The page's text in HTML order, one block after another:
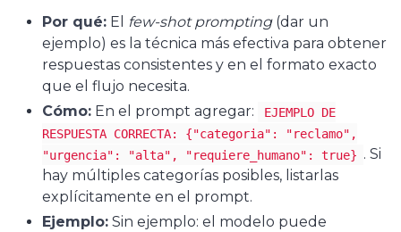
Por qué: El few-shot prompting(dar un
ejemplo) es la técnica más efectiva para obtener
respuestas consistentes y en el formato exacto
que el flujo necesita.
Cómo: En el prompt agregar:
EJEMPLO DE
RESPUESTA CORRECTA: {"categoria": "reclamo",
"urgencia": "alta", "requiere_humano": true} . Si
hay múltiples categorías posibles, listarlas
explícitamente en el prompt.
Ejemplo: Sin ejemplo: el modelo puede